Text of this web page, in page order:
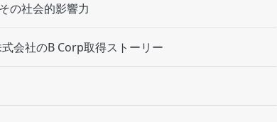
の社会的影響力
会社のB Corp取得ストーリー